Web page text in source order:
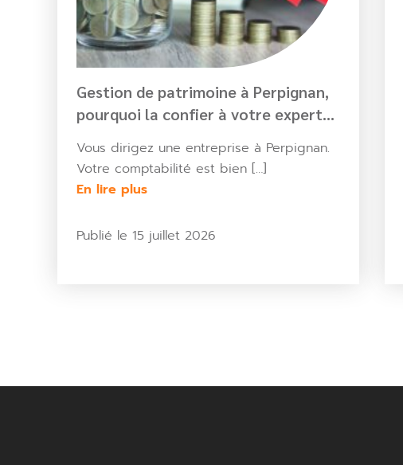
Gestion de patrimoine à Perpignan,
pourquoi la confier à votre expert
Vous dirigez une entreprise à Perpignan.
Votre comptabilité est bien […]
En lire plus
Publié le 15 juillet 2026